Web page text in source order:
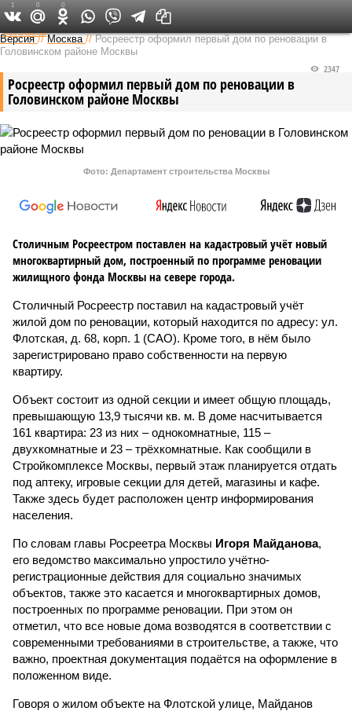
Федеральный выпуск
Версия //Москва //Росреестр оформил первый дом по реновации в
Головинском районе Москвы
Росреестр оформил первый дом по реновации в
Головинском районе Москвы
2347
Фото: Департамент строительства Москвы
Столичным Росреестром поставлен на кадастровый учёт новый
многоквартирный дом, построенный по программе реновации
жилищного фонда Москвы на севере города.
Столичный Росреестр поставил на кадастровый учёт
жилой дом по реновации, который находится по адресу: ул.
Флотская, д. 68, корп. 1 (САО). Кроме того, в нём было
зарегистрировано право собственности на первую
квартиру.
Объект состоит из одной секции и имеет общую площадь,
превышающую 13,9 тысячи кв. м. В доме насчитывается
161 квартира: 23 из них – однокомнатные, 115 –
двухкомнатные и 23 – трёхкомнатные. Как сообщили в
Стройкомплексе Москвы, первый этаж планируется отдать
под аптеку, игровые секции для детей, магазины и кафе.
Также здесь будет расположен центр информирования
населения.
По словам главы Росреетра Москвы Игоря Майданова,
его ведомство максимально упростило учётно-
регистрационные действия для социально значимых
объектов, также это касается и многоквартирных домов,
построенных по программе реновации. При этом он
отметил, что все новые дома возводятся в соответствии с
современными требованиями в строительстве, а также, что
важно, проектная документация подаётся на оформление в
положенном виде.
Говоря о жилом объекте на Флотской улице, Майданов
1 0 0